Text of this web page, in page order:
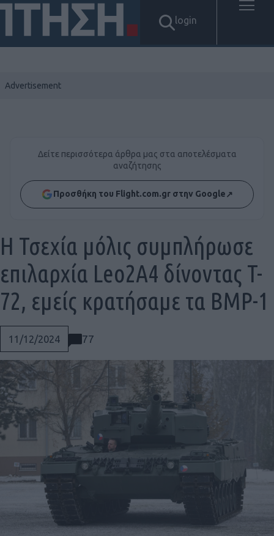
login
Social
Δείτε περισσότερα άρθρα μας στα αποτελέσματα
αναζήτησης
Προσθήκη του Flight.com.gr στην Google↗
11/12/2024 77
H Τσεχία μόλις συμπλήρωσε
επιλαρχία Leo2A4 δίνοντας T-
72, εμείς κρατήσαμε τα BMP-1